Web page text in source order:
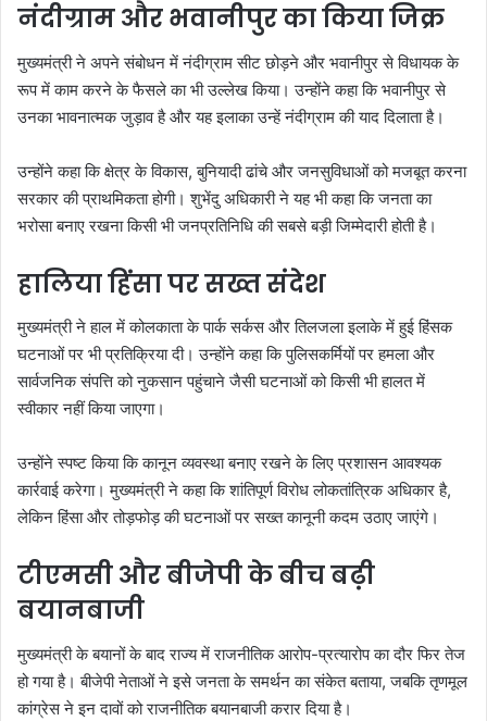
नंदीग्राम और भवानीपुर का किया जिक्र
मुख्यमंत्री ने अपने संबोधन में नंदीग्राम सीट छोड़ने और भवानीपुर से विधायक के
रूप में काम करने के फैसले का भी उल्लेख किया। उन्होंने कहा कि भवानीपुर से
उनका भावनात्मक जुड़ाव है और यह इलाका उन्हें नंदीग्राम की याद दिलाता है।
उन्होंने कहा कि क्षेत्र के विकास, बुनियादी ढांचे और जनसुविधाओं को मजबूत करना
सरकार की प्राथमिकता होगी। शुभेंदु अधिकारी ने यह भी कहा कि जनता का
भरोसा बनाए रखना किसी भी जनप्रतिनिधि की सबसे बड़ी जिम्मेदारी होती है।
हालिया हिंसा पर सख्त संदेश
मुख्यमंत्री ने हाल में कोलकाता के पार्क सर्कस और तिलजला इलाके में हुई हिंसक
घटनाओं पर भी प्रतिक्रिया दी। उन्होंने कहा कि पुलिसकर्मियों पर हमला और
सार्वजनिक संपत्ति को नुकसान पहुंचाने जैसी घटनाओं को किसी भी हालत में
स्वीकार नहीं किया जाएगा।
उन्होंने स्पष्ट किया कि कानून व्यवस्था बनाए रखने के लिए प्रशासन आवश्यक
कार्रवाई करेगा। मुख्यमंत्री ने कहा कि शांतिपूर्ण विरोध लोकतांत्रिक अधिकार है,
लेकिन हिंसा और तोड़फोड़ की घटनाओं पर सख्त कानूनी कदम उठाए जाएंगे।
टीएमसी और बीजेपी के बीच बढ़ी
बयानबाजी
मुख्यमंत्री के बयानों के बाद राज्य में राजनीतिक आरोप-प्रत्यारोप का दौर फिर तेज
हो गया है। बीजेपी नेताओं ने इसे जनता के समर्थन का संकेत बताया, जबकि तृणमूल
कांग्रेस ने इन दावों को राजनीतिक बयानबाजी करार दिया है।